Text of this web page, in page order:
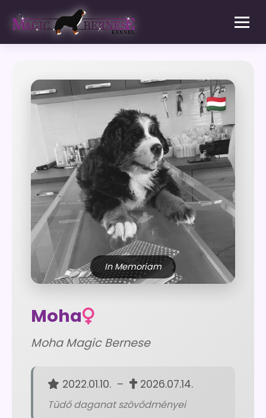
In Memoriam
Moha
Moha Magic Bernese
2022.01.10. – 2026.07.14.
Tüdő daganat szövődményei